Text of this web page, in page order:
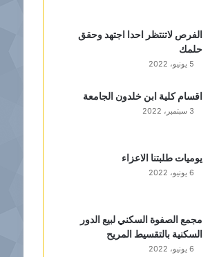
الفرص لاتنتظر احدا اجتهد وحقق
حلمك
5 يونيو، 2022
اقسام كلية ابن خلدون الجامعة
3 سبتمبر، 2022
يوميات طلبتنا الاعزاء
6 يونيو، 2022
مجمع الصفوة السكني لبيع الدور
السكنية بالتقسيط المريح
6 يونيو، 2022